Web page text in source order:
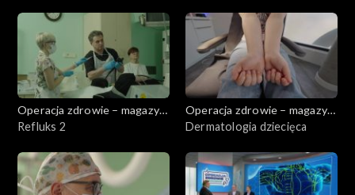
Operacja zdrowie – magazyn
medyczny
Refluks 2
Operacja zdrowie – magazyn
medyczny
Dermatologia dziecięca